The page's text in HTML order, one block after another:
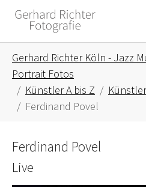
Skip to main content
Skip to page footer
Gerhard Richter Köln - Jazz
Portrait Fotos
Künstler A bis Z
Ferdinand Povel
Ferdinand Povel
Live